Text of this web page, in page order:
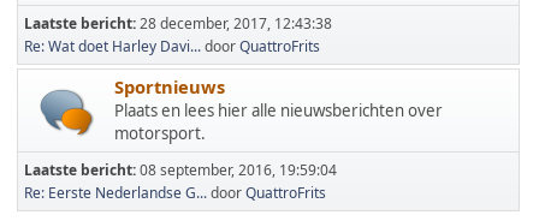
Laatste bericht:28 december, 2017, 12:43:38
Re: Wat doet Harley Davi...doorQuattroFrits
Sportnieuws
Plaats en lees hier alle nieuwsberichten over
motorsport.
Laatste bericht:08 september, 2016, 19:59:04
Re: Eerste Nederlandse G...doorQuattroFrits